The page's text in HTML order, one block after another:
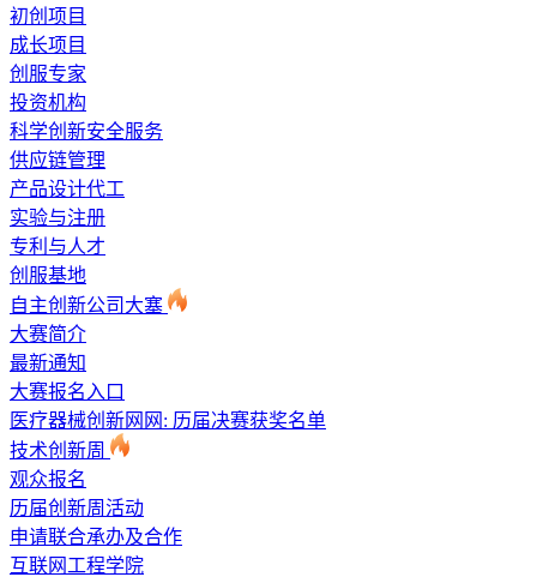
初创项目
成长项目
创服专家
投资机构
科学创新安全服务
供应链管理
产品设计代工
实验与注册
专利与人才
创服基地
自主创新公司大塞
大赛简介
最新通知
大赛报名入口
医疗器械创新网网: 历届决赛获奖名单
技术创新周
观众报名
历届创新周活动
申请联合承办及合作
互联网工程学院